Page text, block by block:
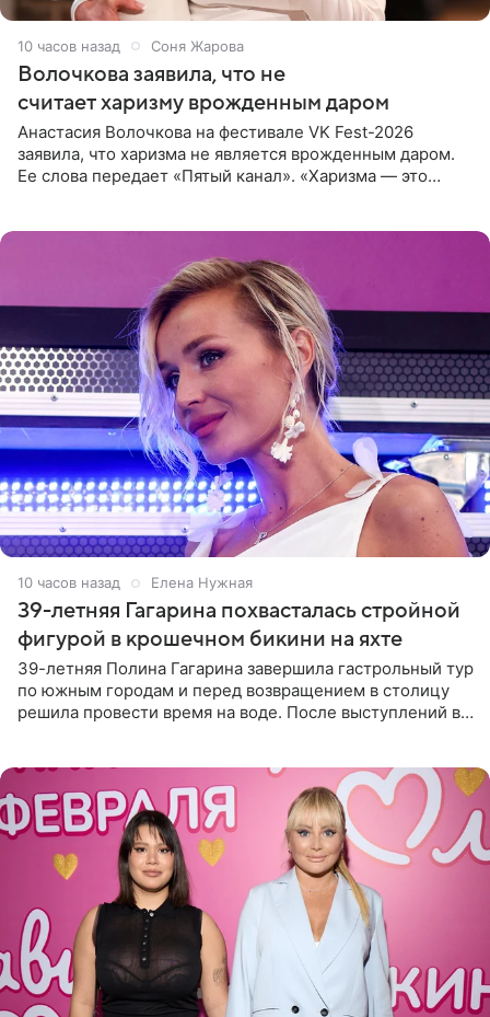
10 часов назад Соня Жарова
Волочкова заявила, что не
считает харизму врожденным даром
Анастасия Волочкова на фестивале VK Fest-2026
заявила, что харизма не является врожденным даром.
Ее слова передает «Пятый канал». «Харизма — это
10 часов назад Елена Нужная
39-летняя Гагарина похвасталась стройной
фигурой в крошечном бикини на яхте
39-летняя Полина Гагарина завершила гастрольный тур
по южным городам и перед возвращением в столицу
решила провести время на воде. После выступлений в